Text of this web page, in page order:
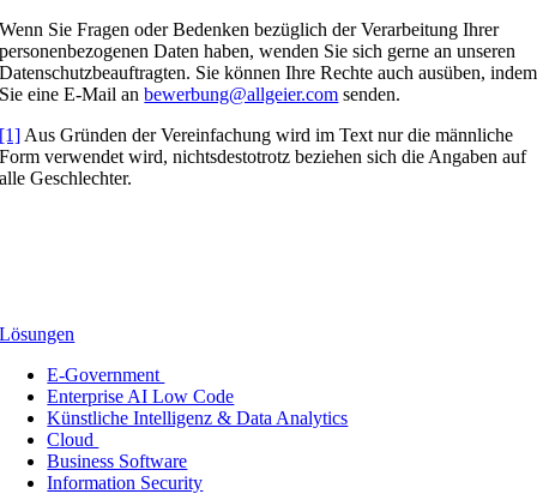
Wenn Sie Fragen oder Bedenken bezüglich der Verarbeitung Ihrer
personenbezogenen Daten haben, wenden Sie sich gerne an unseren
Datenschutzbeauftragten. Sie können Ihre Rechte auch ausüben, indem
Sie eine E-Mail anbewerbung@allgeier.com senden.
[1] Aus Gründen der Vereinfachung wird im Text nur die männliche
Form verwendet wird, nichtsdestotrotz beziehen sich die Angaben auf
alle Geschlechter.
Lösungen
E-Government
Enterprise AI Low Code
Künstliche Intelligenz & Data Analytics
Cloud
Business Software
Information Security